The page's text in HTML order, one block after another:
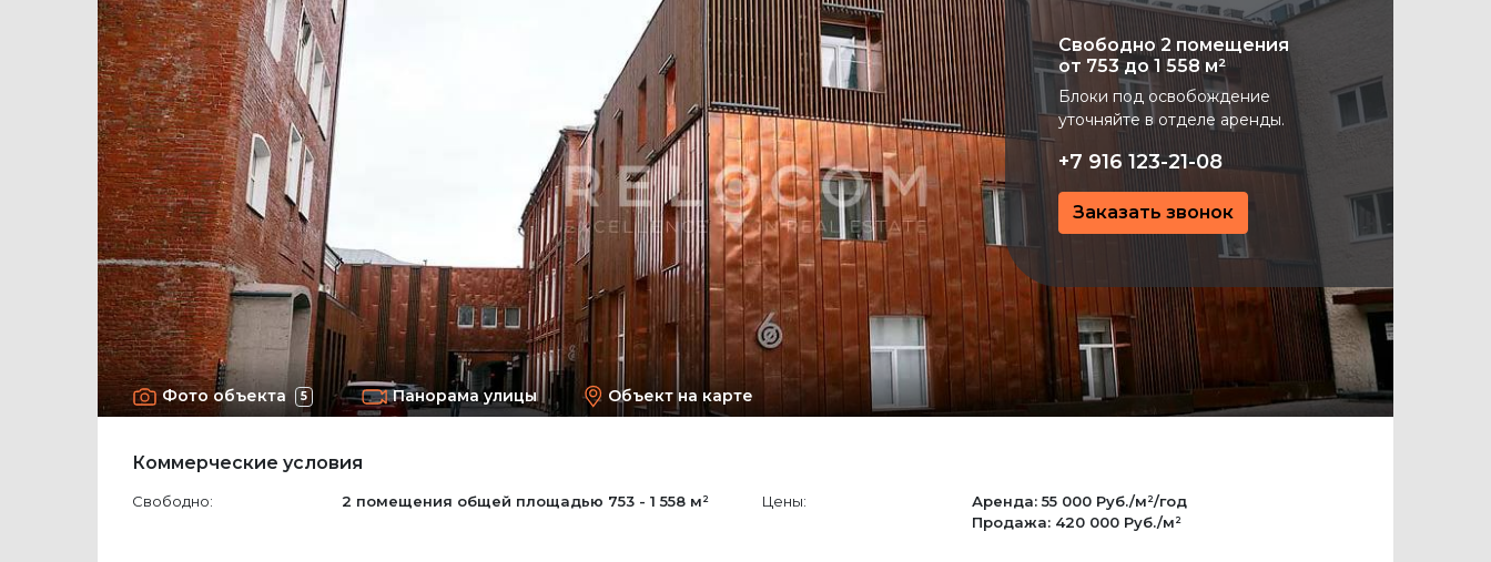
Свободно 2 помещения
от 753 до 1 558 м²
Блоки под освобождение
уточняйте в отделе аренды.
+7 916 123-21-08
Заказать звонок
Фото объекта 5 Панорама улицы Объект на карте
Коммерческие условия
Свободно: 2 помещения общей площадью 753 - 1 558 м² Цены:
Аренда: 55 000 Руб./м²/год
Продажа: 420 000 Руб./м²